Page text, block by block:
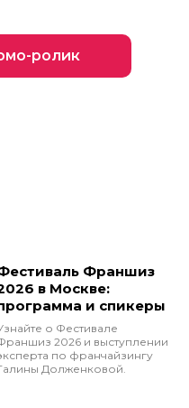
ролик
Франшиз
в Москве:
и спикеры
о Фестивале
2026 и выступлении
по франчайзингу
Долженковой.